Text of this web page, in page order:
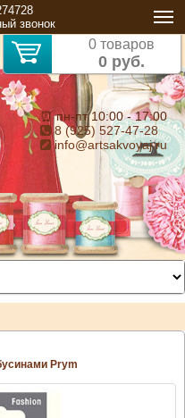
звонок
0 товаров
0 руб.
⏰ пн-пт 10:00 - 17:00
8 (925) 527-47-28
info@artsakvoyaj.ru
Prym